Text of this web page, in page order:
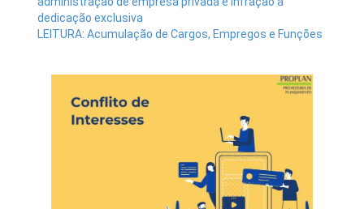
dedicação exclusiva
LEITURA: Acumulação de Cargos, Empregos e Funções